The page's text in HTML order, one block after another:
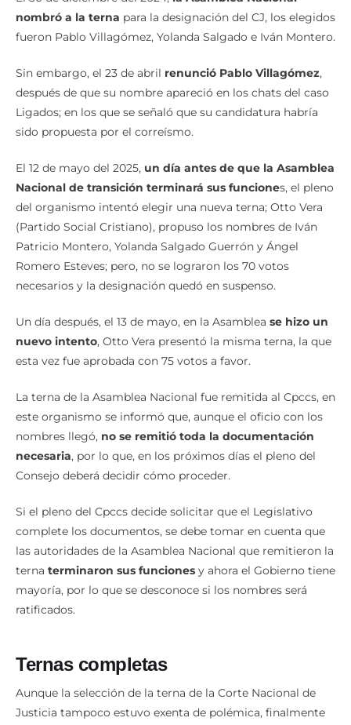
El 30 de diciembre del 2024,
la Asamblea Nacional
nombró a la terna
para la designación del CJ, los elegidos
Sin embargo, el 23 de abril renunció Pablo Villagómez
después de que su nombre apareció en los chats del caso
Ligados; en los que se señaló que su candidatura habría
El 12 de mayo del 2025,
un día antes de que la Asamblea
Nacional de transición terminará sus funcione
del organismo intentó elegir una nueva terna; Otto Vera
(Partido Social Cristiano), propuso los nombres de Iván
Patricio Montero, Yolanda Salgado Guerrón y Ángel
Romero Esteves; pero, no se lograron los 70 votos
Un día después, el 13 de mayo, en la Asamblea
se hizo un
nuevo intento
, Otto Vera presentó la misma terna, la que
La terna de la Asamblea Nacional fue remitida al Cpccs, en
este organismo se informó que, aunque el oficio con los
nombres llegó, no se remitió toda la documentación
necesaria , por lo que, en los próximos días el pleno del
Si el pleno del Cpccs decide solicitar que el Legislativo
complete los documentos, se debe tomar en cuenta que
las autoridades de la Asamblea Nacional que remitieron la
terminaron sus funciones
y ahora el Gobierno tiene
mayoría, por lo que se desconoce si los nombres será
Ternas completas
Aunque la selección de la terna de la Corte Nacional de